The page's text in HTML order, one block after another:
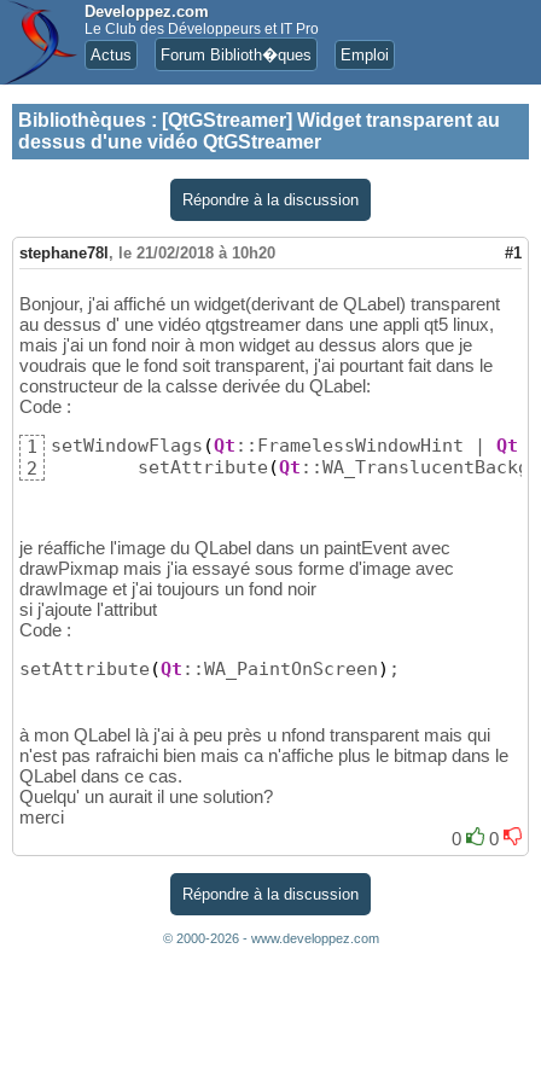
Developpez.com
Le Club des Développeurs et IT Pro
Actus Forum Biblioth�ques Emploi
Bibliothèques : [QtGStreamer] Widget transparent au
dessus d'une vidéo QtGStreamer
Répondre à la discussion
stephane78l , le 21/02/2018 à 10h20 #1
Bonjour, j'ai affiché un widget(derivant de QLabel) transparent
au dessus d' une vidéo qtgstreamer dans une appli qt5 linux,
mais j'ai un fond noir à mon widget au dessus alors que je
voudrais que le fond soit transparent, j'ai pourtant fait dans le
constructeur de la calsse derivée du QLabel:
Code :
1
2
setWindowFlags (Qt ::FramelessWindowHint | Qt
	setAttribute
(Qt
je réaffiche l'image du QLabel dans un paintEvent avec
drawPixmap mais j'ia essayé sous forme d'image avec
drawImage et j'ai toujours un fond noir
si j'ajoute l'attribut
Code :
setAttribute (Qt ::WA_PaintOnScreen) ;
à mon QLabel là j'ai à peu près u nfond transparent mais qui
n'est pas rafraichi bien mais ca n'affiche plus le bitmap dans le
QLabel dans ce cas.
Quelqu' un aurait il une solution?
merci
0
0
Répondre à la discussion
© 2000-2026 - www.developpez.com